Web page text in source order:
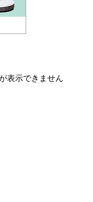
表示できません